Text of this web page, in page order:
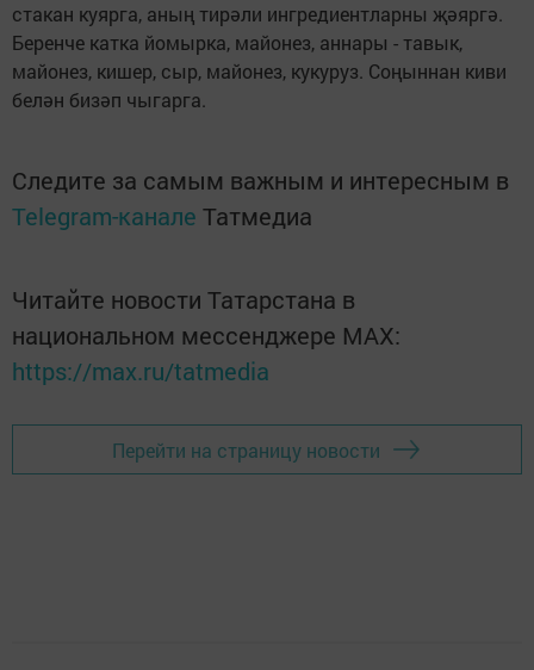
стакан куярга, аның тирәли ингредиентларны җәяргә.
Беренче катка йомырка, майонез, аннары - тавык,
майонез, кишер, сыр, майонез, кукуруз. Соңыннан киви
белән бизәп чыгарга.
Следите за самым важным и интересным в
Telegram-канале Татмедиа
Читайте новости Татарстана в
национальном мессенджере MАХ:
https://max.ru/tatmedia
Перейти на страницу новости